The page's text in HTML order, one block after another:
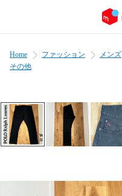
Home ファッション メンズ
その他